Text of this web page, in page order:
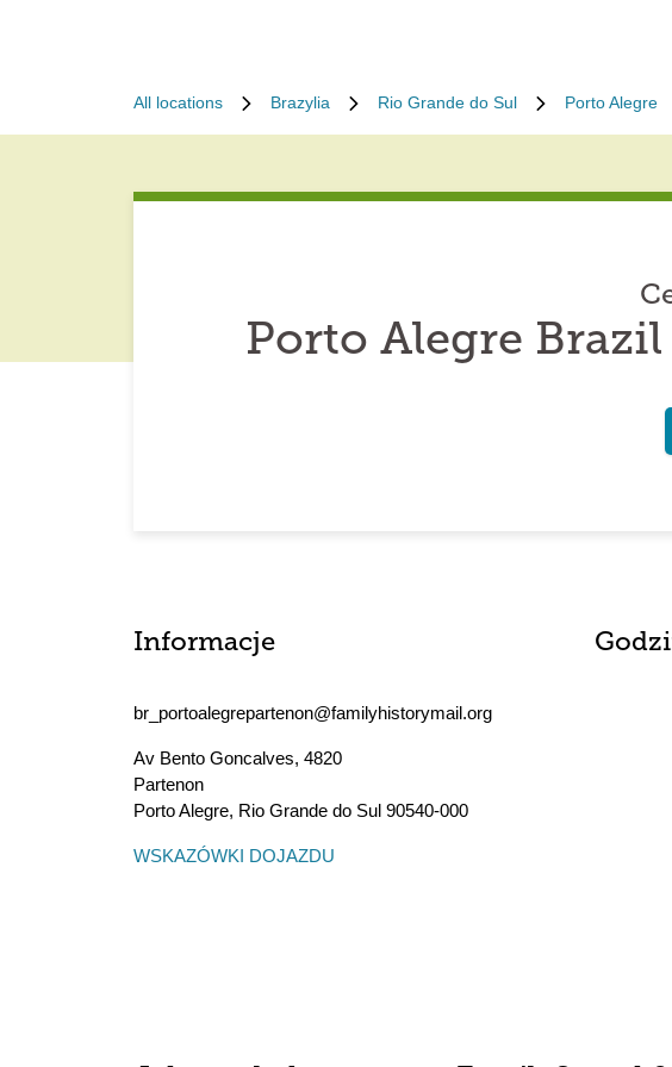
All locations Brazylia Rio Grande do Sul Porto Alegre
Porto Alegre
Informacje
br_portoalegrepartenon@familyhistorymail.org
Av Bento Goncalves, 4820
Partenon
Porto Alegre, Rio Grande do Sul 90540-000
WSKAZÓWKI DOJAZDU